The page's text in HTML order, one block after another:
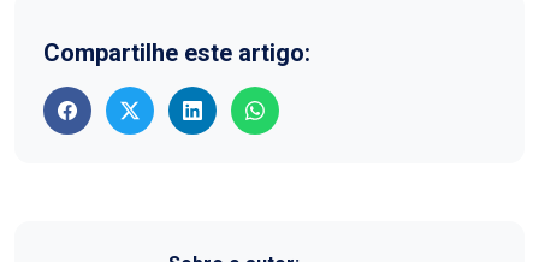
Compartilhe este artigo: